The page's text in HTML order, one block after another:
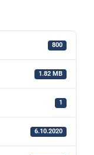
800
1.82 MB
1
6.10.2020